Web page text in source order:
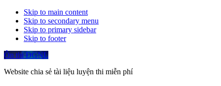
Skip to main content
Skip to secondary menu
Skip to primary sidebar
Skip to footer
Ôn thi ĐGNL
Website chia sẻ tài liệu luyện thi miễn phí